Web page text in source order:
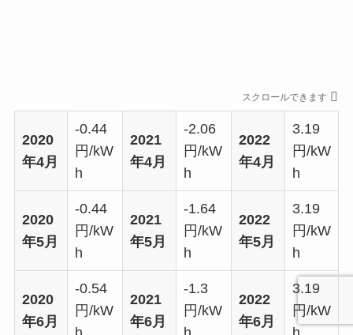
スクロールできます
2020
年4月
-0.44
円/kW
h
2021
年4月
-2.06
円/kW
h
2022
年4月
3.19
円/kW
h
2020
年5月
-0.44
円/kW
h
2021
年5月
-1.64
円/kW
h
2022
年5月
3.19
円/kW
h
2020
年6月
-0.54
円/kW
2021
年6月
-1.3
円/kW
2022
年6月
3.19
円/kW